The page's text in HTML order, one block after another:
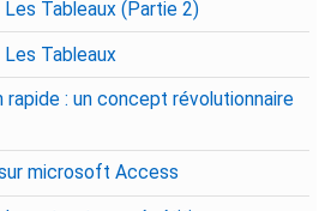
Tableaux (Partie 2)
Tableaux
rapide : un concept révolutionnaire
microsoft Access